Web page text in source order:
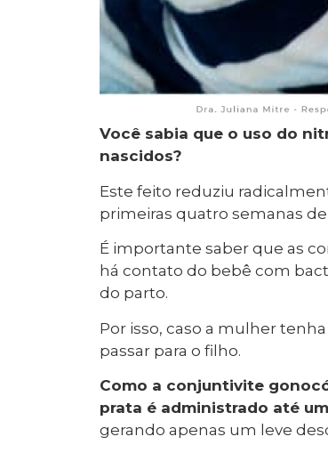
Você sabia que o uso do
nascidos?
Este feito reduziu
primeiras quatro semanas de
É importante saber que as
há contato do bebê com
do parto.
Por isso, caso a mulher
passar para o filho.
Como a conjuntivite
prata é administrado até
gerando apenas um leve